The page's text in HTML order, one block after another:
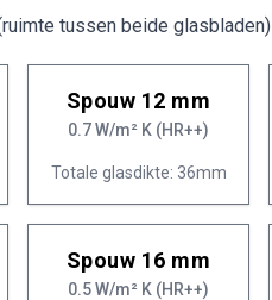
tussen beide glasbladen)
Spouw 12 mm
0.7 W/m² K (HR++)
Totale glasdikte: 36mm
Spouw 16 mm
0.5 W/m² K (HR++)